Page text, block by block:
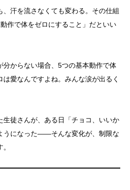
汗を流さなくても変わる。その仕組
作で体をゼロにすること」だといい
分からない場合、5つの基本動作で体
愛なんですよね。みんな涙が出るく
生徒さんが、ある日「チョコ、いいか
うになった——そんな変化が、制限な